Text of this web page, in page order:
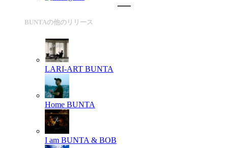
BUNTAの他のリリース
LARI-ART BUNTA
Home BUNTA
I am BUNTA & BOB